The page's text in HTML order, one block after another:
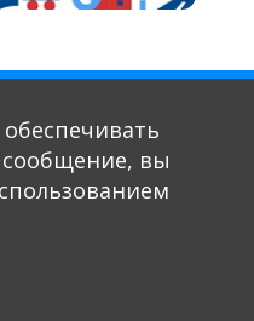
ООО «СибСР»
сообщение, вы